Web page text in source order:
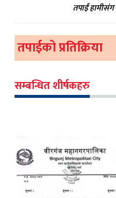
तपाईं हामीसंग
तपाईको प्रतिक्रिया
सम्बन्धित शीर्षकहरु